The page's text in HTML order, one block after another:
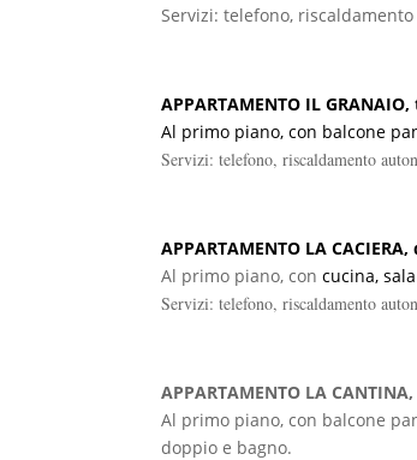
Servizi: telefono,
APPARTAMENTO IL
Al primo piano, con balcone
Servizi: telefono, riscaldamento
APPARTAMENTO LA
Al primo piano, con cucina,
Servizi: telefono, riscaldamento
APPARTAMENTO LA
Al primo piano, con balcone
doppio e bagno.